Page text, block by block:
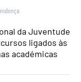
da Juventude
ligados às
académicas